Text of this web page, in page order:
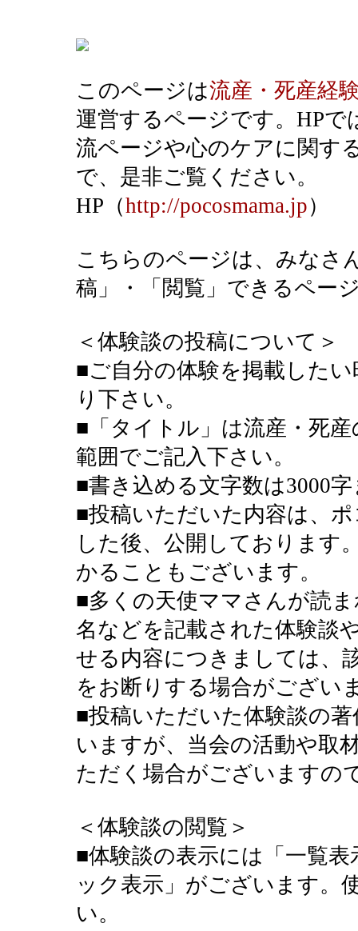
このページは流産・死産経
運営するページです。HPで
流ページや心のケアに関す
で、是非ご覧ください。
HP（http://pocosmama.jp）
こちらのページは、みなさ
稿」・「閲覧」できるペー
＜体験談の投稿について＞
■ご自分の体験を掲載した
り下さい。
■「タイトル」は流産・死
範囲でご記入下さい。
■書き込める文字数は3000
■投稿いただいた内容は、
した後、公開しております
かることもございます。
■多くの天使ママさんが読
名などを記載された体験談
せる内容につきましては、
をお断りする場合がござい
■投稿いただいた体験談の
いますが、当会の活動や取
ただく場合がございますの
＜体験談の閲覧＞
■体験談の表示には「一覧
ック表示」がございます。
い。